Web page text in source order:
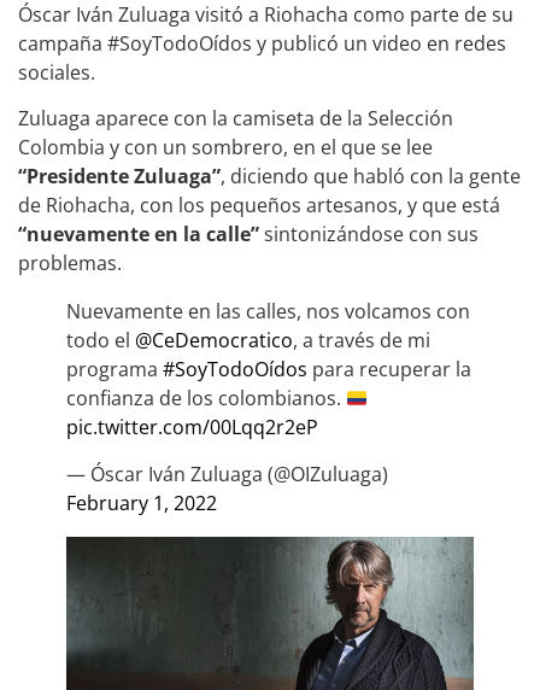
Óscar Iván Zuluaga visitó a Riohacha como parte de su
campaña #SoyTodoOídos y publicó un video en redes
sociales.
Zuluaga aparece con la camiseta de la Selección
Colombia y con un sombrero, en el que se lee
“Presidente Zuluaga”, diciendo que habló con la gente
de Riohacha, con los pequeños artesanos, y que está
“nuevamente en la calle”sintonizándose con sus
problemas.
Nuevamente en las calles, nos volcamos con
todo el @CeDemocratico, a través de mi
programa #SoyTodoOídos para recuperar la
confianza de los colombianos.
pic.twitter.com/00Lqq2r2eP
— Óscar Iván Zuluaga (@OIZuluaga)
February 1, 2022